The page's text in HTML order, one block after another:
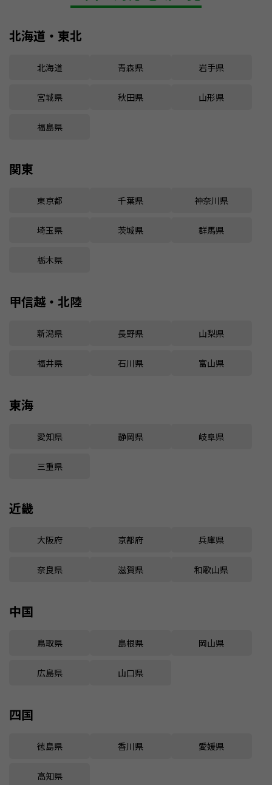
北海道・東北
北海道 青森県 岩手県
宮城県 秋田県 山形県
福島県
関東
東京都 千葉県 神奈川県
埼玉県 茨城県 群馬県
栃木県
甲信越・北陸
新潟県 長野県 山梨県
福井県 石川県 富山県
東海
愛知県 静岡県 岐阜県
三重県
近畿
大阪府 京都府 兵庫県
奈良県 滋賀県 和歌山県
中国
鳥取県 島根県 岡山県
広島県 山口県
四国
徳島県 香川県 愛媛県
高知県